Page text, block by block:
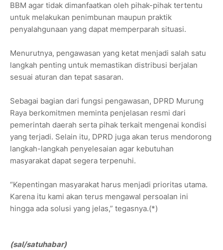
BBM agar tidak dimanfaatkan oleh pihak-pihak tertentu
untuk melakukan penimbunan maupun praktik
penyalahgunaan yang dapat memperparah situasi.
Menurutnya, pengawasan yang ketat menjadi salah satu
langkah penting untuk memastikan distribusi berjalan
sesuai aturan dan tepat sasaran.
Sebagai bagian dari fungsi pengawasan, DPRD Murung
Raya berkomitmen meminta penjelasan resmi dari
pemerintah daerah serta pihak terkait mengenai kondisi
yang terjadi. Selain itu, DPRD juga akan terus mendorong
langkah-langkah penyelesaian agar kebutuhan
masyarakat dapat segera terpenuhi.
“Kepentingan masyarakat harus menjadi prioritas utama.
Karena itu kami akan terus mengawal persoalan ini
hingga ada solusi yang jelas,” tegasnya.(*)
(sal/satuhabar)